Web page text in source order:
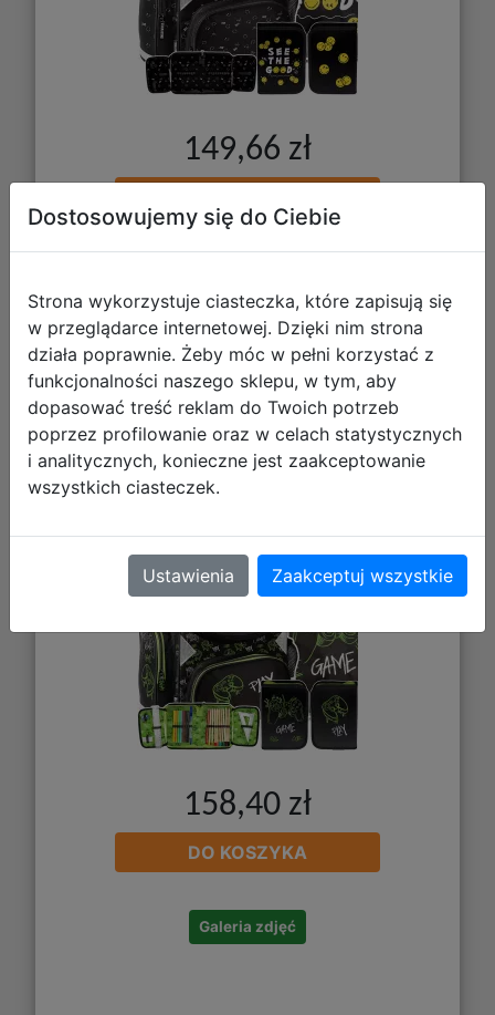
149,66 zł
Paso Zestaw Szkolny 3el. Play Game
Tornister PP25GC-525 + Piórnik
PP25GC-P001 + Worek PP25GC-712
158,40 zł
DO KOSZYKA
Galeria zdjęć
Dostosowujemy się do Ciebie
Strona wykorzystuje ciasteczka, które zapisują się
w przeglądarce internetowej. Dzięki nim strona
działa poprawnie. Żeby móc w pełni korzystać z
funkcjonalności naszego sklepu, w tym, aby
dopasować treść reklam do Twoich potrzeb
poprzez profilowanie oraz w celach statystycznych
i analitycznych, konieczne jest zaakceptowanie
wszystkich ciasteczek.
Ustawienia Zaakceptuj wszystkie